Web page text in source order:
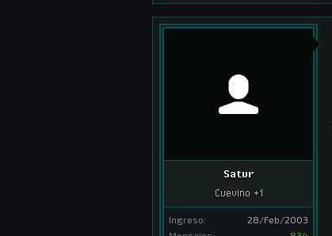
Satur
Cuevino +1
Ingreso:
28/Feb/2003